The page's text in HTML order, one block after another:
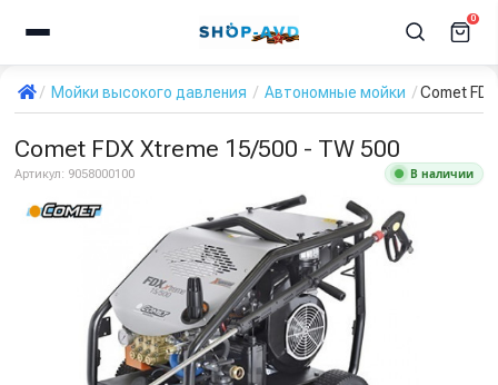
0
Мойки высокого давления Автономные мойки Comet
Comet FDX Xtreme 15/500 - TW 500
Артикул: 9058000100 В наличии